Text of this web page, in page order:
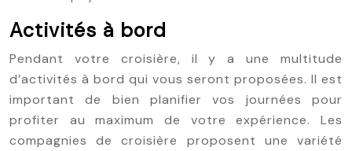
Activités à bord
Pendant votre croisière, il y a une multitude
d’activités à bord qui vous seront proposées. Il est
important de bien planifier vos journées pour
profiter au maximum de votre expérience. Les
compagnies de croisière proposent une variété